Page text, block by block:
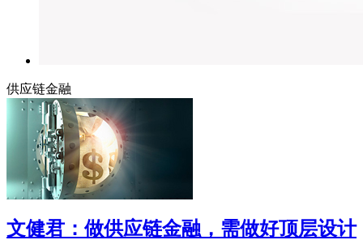
供应链金融
文健君：做供应链金融，需做好顶层设计